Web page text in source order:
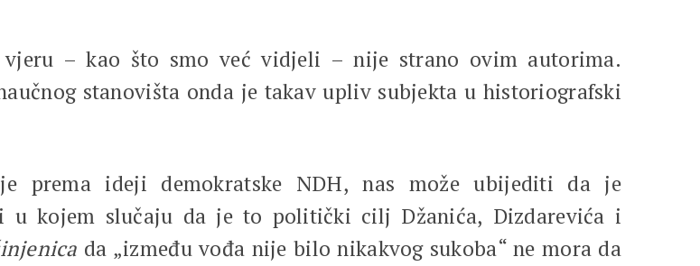
– kao što smo već vidjeli – nije strano ovim autorima.
stanovišta onda je takav upliv subjekta u historiografski
prema ideji demokratske NDH, nas može ubijediti da je
kojem slučaju da je to politički cilj Džanića, Dizdarevića i
da „između vođa nije bilo nikakvog sukoba“ ne mora da